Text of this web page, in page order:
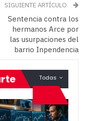
SIGUIENTE ARTÍCULO
Sentencia contra los
hermanos Arce por
las usurpaciones del
barrio Inpendencia
Todas